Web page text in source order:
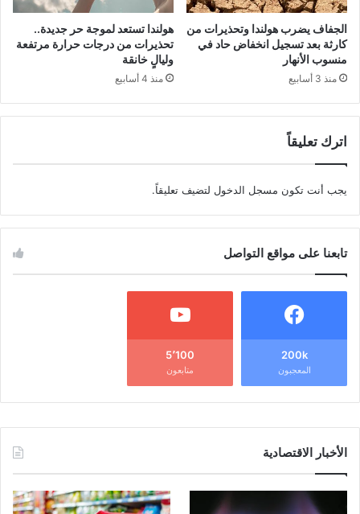
الجفاف يضرب هولندا وتحذيرات من
كارثة بعد تسجيل انخفاض حاد في
منسوب الأنهار
منذ 3 أسابيع
هولندا تستعد لموجة حر جديدة..
تحذيرات من درجات حرارة مرتفعة
وليالٍ خانقة
منذ 4 أسابيع
اترك تعليقاً
يجب أنت تكون مسجل الدخول لتضيف تعليقاً.
تابعنا على مواقع التواصل
200k
المعجبون
5٬100
متابعون
الأخبار الاقتصادية